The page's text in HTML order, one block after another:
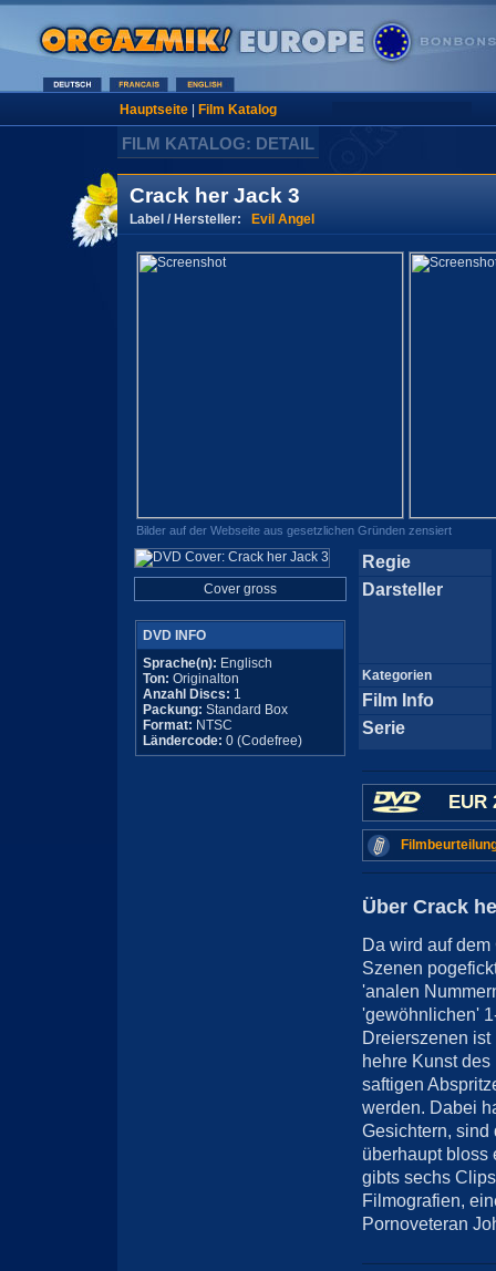
Hauptseite| Film Katalog
FILM KATALOG: DETAIL
Crack her Jack 3
Label / Hersteller: Evil Angel
Bilder auf der Webseite aus gesetzlichen Gründen zensiert
Cover gross
DVD INFO
Sprache(n): Englisch
Ton: Originalton
Anzahl Discs: 1
Packung: Standard Box
Format: NTSC
Ländercode: 0 (Codefree)
Regie
Darsteller
Kategorien
Film Info
Serie
EUR
Über Crack
Da wird auf
Szenen
'analen
'gewöhnlichen'
Dreierszenen
hehre Kunst
saftigen
werden. Dabei
Gesichtern, sind
überhaupt bloss
gibts sechs
Filmografien,
Pornoveteran